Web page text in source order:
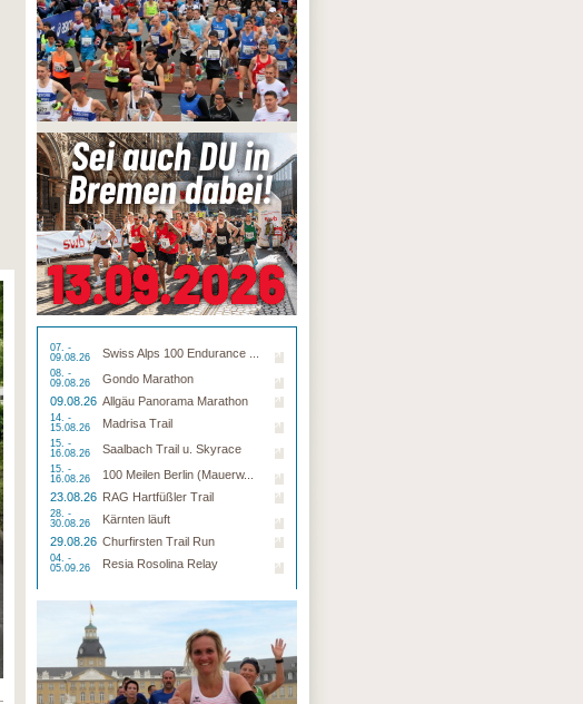
07. -
09.08.26
Swiss Alps 100 Endurance ...
08. -
09.08.26
Gondo Marathon
09.08.26 Allgäu Panorama Marathon
14. -
15.08.26
Madrisa Trail
15. -
16.08.26
Saalbach Trail u. Skyrace
15. -
16.08.26
100 Meilen Berlin (Mauerw...
23.08.26 RAG Hartfüßler Trail
28. -
30.08.26
Kärnten läuft
29.08.26 Churfirsten Trail Run
04. -
05.09.26
Resia Rosolina Relay